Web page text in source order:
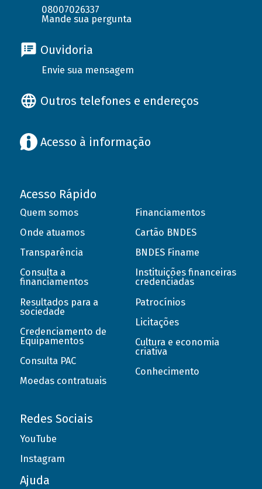
08007026337
Mande sua pergunta
Ouvidoria
Envie sua mensagem
Outros telefones e endereços
Acesso à informação
Acesso Rápido
Quem somos
Onde atuamos
Transparência
Consulta a
financiamentos
Resultados para a
sociedade
Credenciamento de
Equipamentos
Consulta PAC
Moedas contratuais
Financiamentos
Cartão BNDES
BNDES Finame
Instituições financeiras
credenciadas
Patrocínios
Licitações
Cultura e economia
criativa
Conhecimento
Redes Sociais
YouTube
Instagram
Ajuda